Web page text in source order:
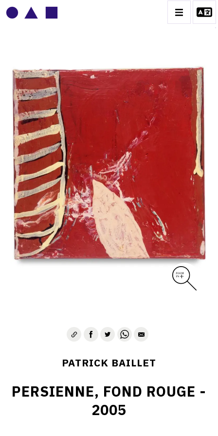
PATRICK BAILLET
BIOGRAPHIE
CATALOGUE DES OEUVRES
CONTACT
PATRICK BAILLET
PERSIENNE, FOND ROUGE -
2005